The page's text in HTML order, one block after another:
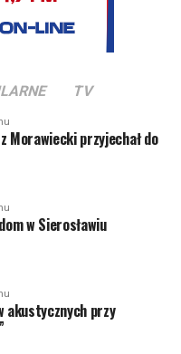
TV
Morawiecki przyjechał do
w Sierosławiu
akustycznych przy